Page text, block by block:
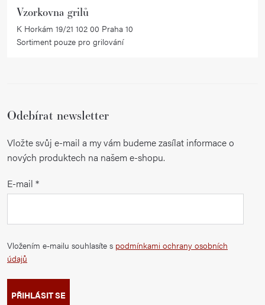
Vzorkovna grilů
K Horkám 19/21 102 00 Praha 10
Sortiment pouze pro grilování
Odebírat newsletter
Vložte svůj e-mail a my vám budeme zasílat informace o
nových produktech na našem e-shopu.
E-mail
Vložením e-mailu souhlasíte s podmínkami ochrany osobních
údajů
PŘIHLÁSIT SE